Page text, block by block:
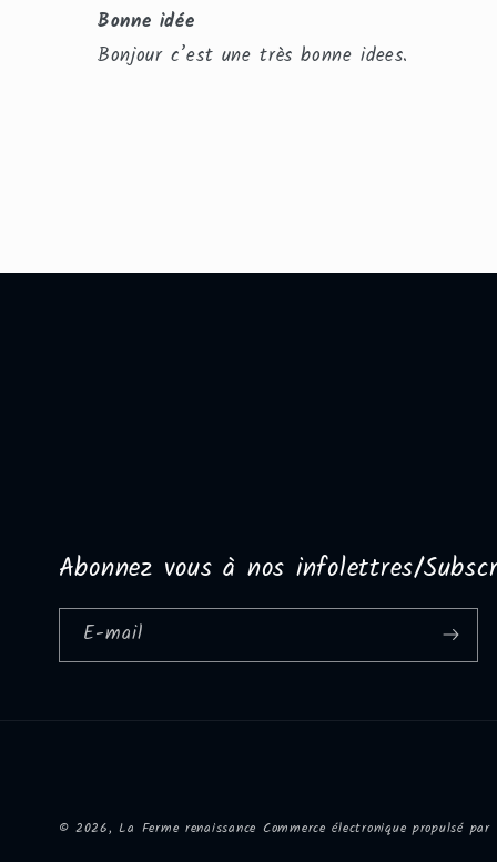
Bonne idée
Bonjour c’est une très bonne idees.
Abonnez vous à nos infolettres/
E-mail
© 2026,La Ferme renaissance Commerce électronique propulsé par